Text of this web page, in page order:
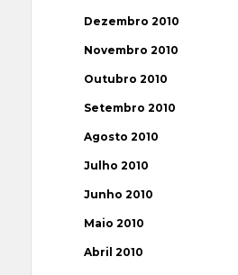
Dezembro 2010
Novembro 2010
Outubro 2010
Setembro 2010
Agosto 2010
Julho 2010
Junho 2010
Maio 2010
Abril 2010